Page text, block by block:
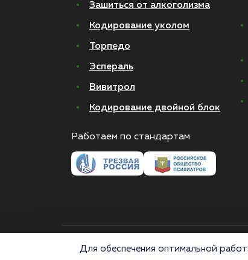
Зашиться от алкоголизма
Кодирование уколом
Торпедо
Эспераль
Вивитрол
Кодирование двойной блок
Работаем по стандартам
© 2026 Все права защищены
Для обеспечения оптимальной